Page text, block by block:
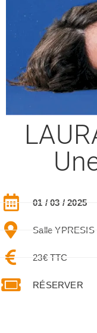
01 / 03 / 2025
Salle
23€ TTC
RÉSERVER